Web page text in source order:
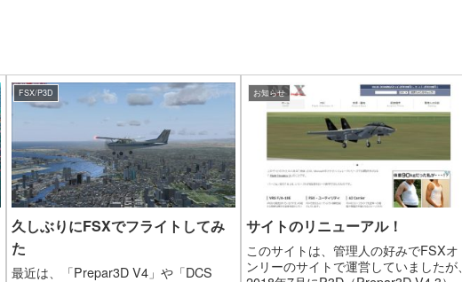
FSX/P3D
久しぶりにFSXでフライトしてみ
た
最近は、「Prepar3D V4」や「DCS
お知らせ
サイトのリニューアル！
このサイトは、管理人の好みでFSXオ
ンリーのサイトで運営していましたが、